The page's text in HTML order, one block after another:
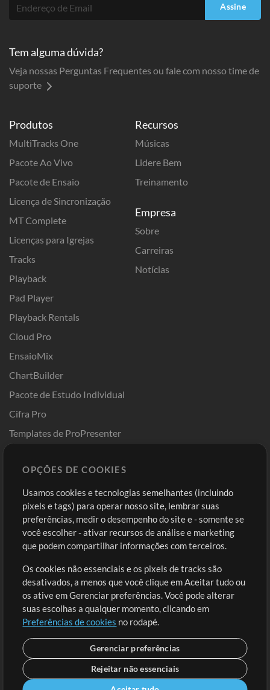
Produtos
MultiTracks One
Pacote Ao Vivo
Pacote de Ensaio
Licença de Sincronização
MT Complete
Licenças para Igrejas
Tracks
Playback
Pad Player
Playback Rentals
Cloud Pro
EnsaioMix
ChartBuilder
Pacote de Estudo Individual
Cifra Pro
Templates de ProPresenter
Recursos
Músicas
Lidere Bem
Treinamento
Empresa
Sobre
Carreiras
Notícias
Comprar Créditos
Conteúdo Grátis
Solicite uma Música
Extras
Sessões
Envie seu conteúdo
Playlist
MT Conference
Entre
Cadastre-se
Ir ao carrinho
Assine
Tem alguma dúvida?
Veja nossas Perguntas Frequentes ou fale com nosso time de
suporte
OPÇÕES DE COOKIES
Usamos cookies e tecnologias semelhantes (incluindo
pixels e tags) para operar nosso site, lembrar suas
preferências, medir o desempenho do site e - somente se
você escolher - ativar recursos de análise e marketing
que podem compartilhar informações com terceiros.
Os cookies não essenciais e os pixels de tracks são
desativados, a menos que você clique em Aceitar tudo ou
os ative em Gerenciar preferências. Você pode alterar
suas escolhas a qualquer momento, clicando em
Preferências de cookies no rodapé.
Gerenciar preferências
Rejeitar não essenciais